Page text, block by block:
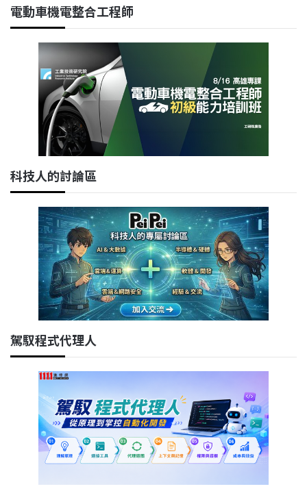
電動車機電整合工程師
科技人的討論區
駕馭程式代理人